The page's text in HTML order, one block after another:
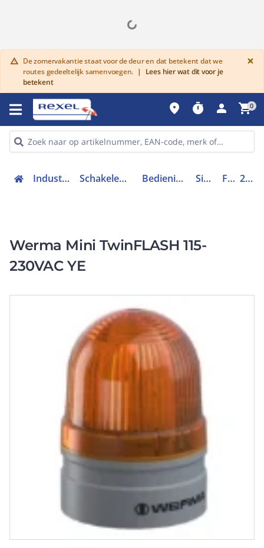
warning De zomervakantie staat voor de deur en dat betekent dat we
routes gedeeltelijk samenvoegen. |
Lees hier wat dit voor je
betekent
×
place timer person shopping_cart0
Industriele componenten Schakelen, bedienen en signaleren Bedieningen en signaleringen Signaleringen Flitslicht 26032060
Werma Mini TwinFLASH 115-
230VAC YE